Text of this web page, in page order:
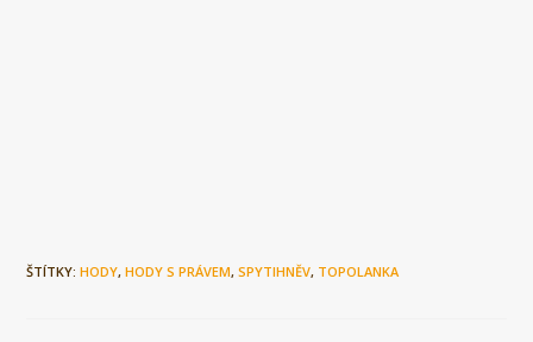
ŠTÍTKY:HODY, HODY S PRÁVEM, SPYTIHNĚV, TOPOLANKA